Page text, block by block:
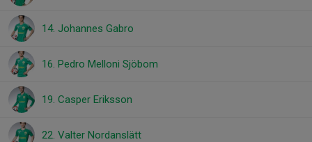
14. Johannes Gabro
16. Pedro Melloni Sjöbom
19. Casper Eriksson
22. Valter Nordanslätt